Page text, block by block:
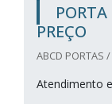
PREÇO
ABCD PORTAS
Atendimento